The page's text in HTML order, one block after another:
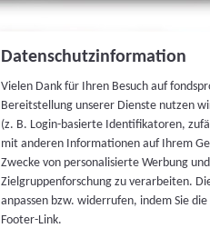
Datenschutzinformation
Vielen Dank für Ihren Besuch auf
Bereitstellung unserer Dienste nutzen
(z. B. Login-basierte Identifikatoren,
mit anderen Informationen auf Ihrem
Zwecke von personalisierte Werbung
Zielgruppenforschung zu verarbeiten.
anpassen bzw. widerrufen, indem Sie
Footer-Link.